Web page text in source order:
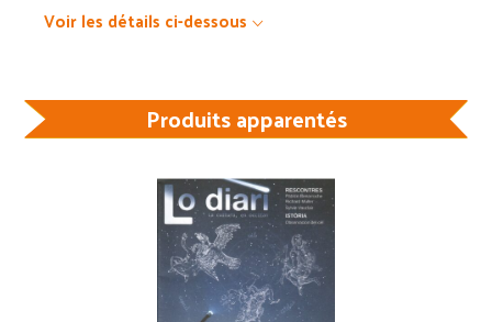
Voir les détails ci-dessous
Produits apparentés